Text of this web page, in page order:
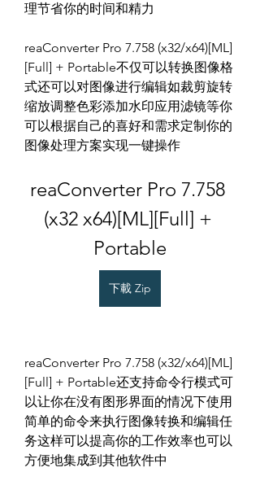
理节省你的时间和精力
reaConverter Pro 7.758 (x32/x64)[ML]
[Full] + Portable不仅可以转换图像格
式还可以对图像进行编辑如裁剪旋转
缩放调整色彩添加水印应用滤镜等你
可以根据自己的喜好和需求定制你的
图像处理方案实现一键操作
reaConverter Pro 7.758
(x32 x64)[ML][Full] +
Portable
下載 Zip
reaConverter Pro 7.758 (x32/x64)[ML]
[Full] + Portable还支持命令行模式可
以让你在没有图形界面的情况下使用
简单的命令来执行图像转换和编辑任
务这样可以提高你的工作效率也可以
方便地集成到其他软件中